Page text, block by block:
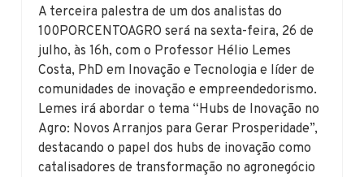
A terceira palestra de um dos analistas do
100PORCENTOAGRO será na sexta-feira, 26 de
julho, às 16h, com o Professor Hélio Lemes
Costa, PhD em Inovação e Tecnologia e líder de
comunidades de inovação e empreendedorismo.
Lemes irá abordar o tema “Hubs de Inovação no
Agro: Novos Arranjos para Gerar Prosperidade”,
destacando o papel dos hubs de inovação como
catalisadores de transformação no agronegócio